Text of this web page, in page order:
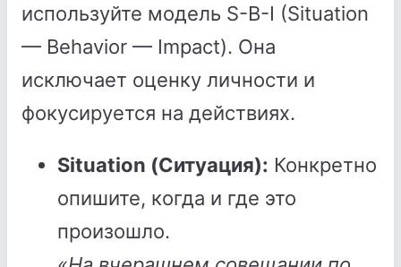
используйте модель S-B-I (Situation
— Behavior — Impact). Она
исключает оценку личности и
фокусируется на действиях.
Situation (Ситуация): Конкретно
опишите, когда и где это
произошло.